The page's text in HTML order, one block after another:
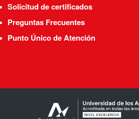
Solicitud de certificados
Preguntas Frecuentes
Punto Único de Atención